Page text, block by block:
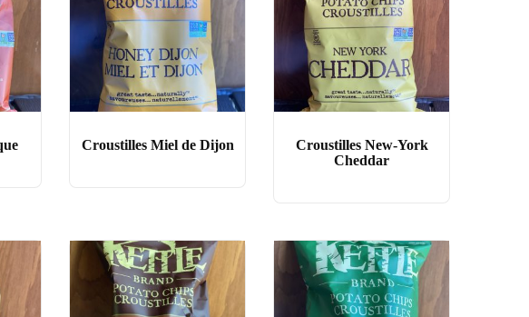
Croustilles Miel de Dijon
Croustilles New-York
Cheddar